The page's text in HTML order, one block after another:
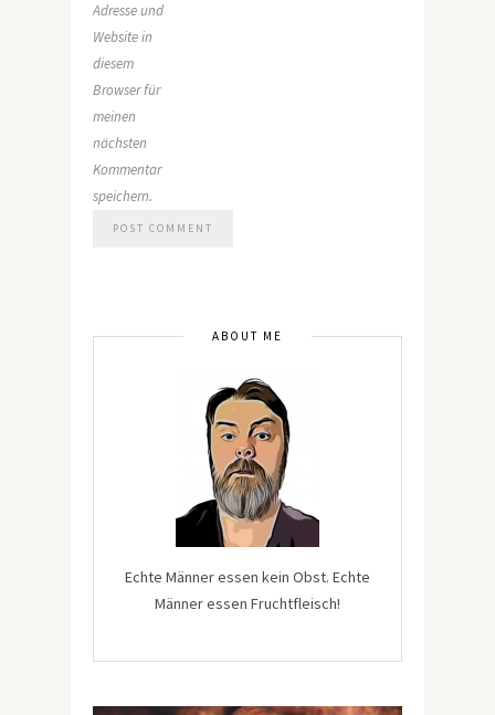
Adresse und
Website in
diesem
Browser für
meinen
nächsten
Kommentar
speichern.
ABOUT ME
Echte Männer essen kein Obst. Echte
Männer essen Fruchtfleisch!